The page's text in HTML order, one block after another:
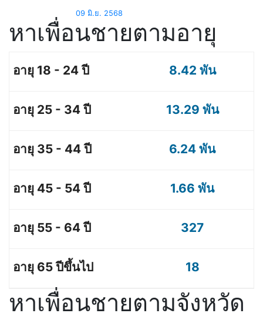
09 มิ.ย. 2568
หาเพื่อนชายตามอายุ
8.42 พัน
13.29 พัน
6.24 พัน
1.66 พัน
327
18
หาเพื่อนชายตามจังหวัด